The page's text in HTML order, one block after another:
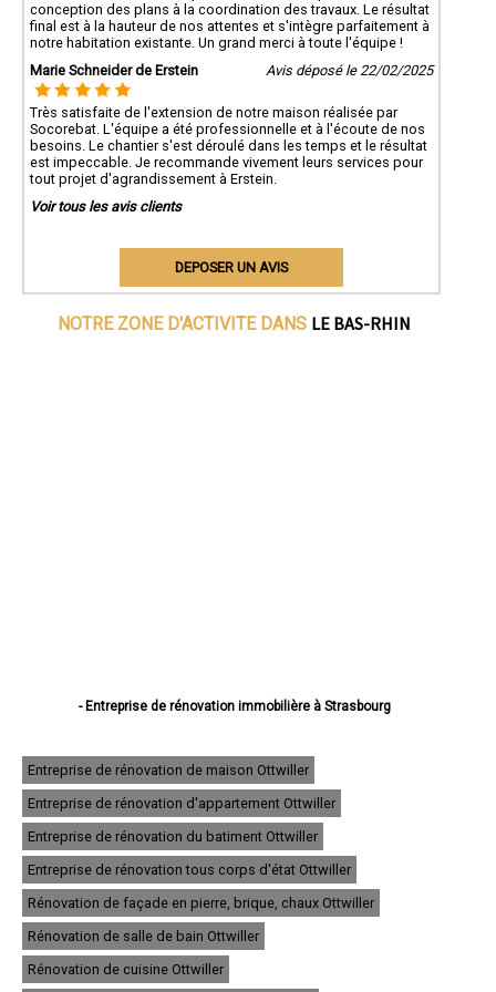
conception des plans à la coordination des travaux. Le résultat
final est à la hauteur de nos attentes et s'intègre parfaitement à
notre habitation existante. Un grand merci à toute l'équipe !
Marie Schneider de Erstein
Avis déposé le 22/02/2025
Très satisfaite de l'extension de notre maison réalisée par
Socorebat. L'équipe a été professionnelle et à l'écoute de nos
besoins. Le chantier s'est déroulé dans les temps et le résultat
est impeccable. Je recommande vivement leurs services pour
tout projet d'agrandissement à Erstein.
Voir tous les avis clients
DEPOSER UN AVIS
NOTRE ZONE D'ACTIVITE DANS LE BAS-RHIN
- Entreprise de rénovation immobilière à Strasbourg
- Entreprise de rénovation immobilière à Illkirch-Graffenstaden
- Entreprise de rénovation immobilière à Sélestat
- Entreprise de rénovation immobilière à Bischheim
- Entreprise de rénovation immobilière à Lingolsheim
- Entreprise de rénovation immobilière à Bischwiller
- Entreprise de rénovation immobilière à Saverne
- Entreprise de rénovation immobilière à Obernai
- Entreprise de rénovation immobilière à Ostwald
- Entreprise de rénovation immobilière à Hœnheim
- Entreprise de rénovation immobilière à Erstein
- Entreprise de rénovation immobilière à Brumath
Entreprise de rénovation de maison Ottwiller
Entreprise de rénovation d'appartement Ottwiller
Entreprise de rénovation du batiment Ottwiller
Entreprise de rénovation tous corps d'état Ottwiller
Rénovation de façade en pierre, brique, chaux Ottwiller
Rénovation de salle de bain Ottwiller
Rénovation de cuisine Ottwiller